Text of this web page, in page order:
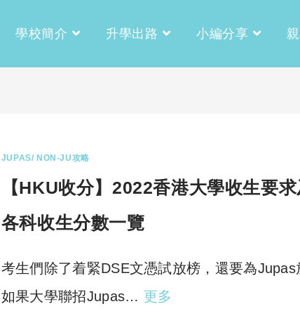
學校簡介 升學出路 小編分享
JUPAS/ NON-JU攻略
【HKU收分】2022香港大學收生要
各科收生分數一覽
考生們除了着緊DSE文憑試放榜，還要為Jupas
如果大學聯招Jupas… 更多